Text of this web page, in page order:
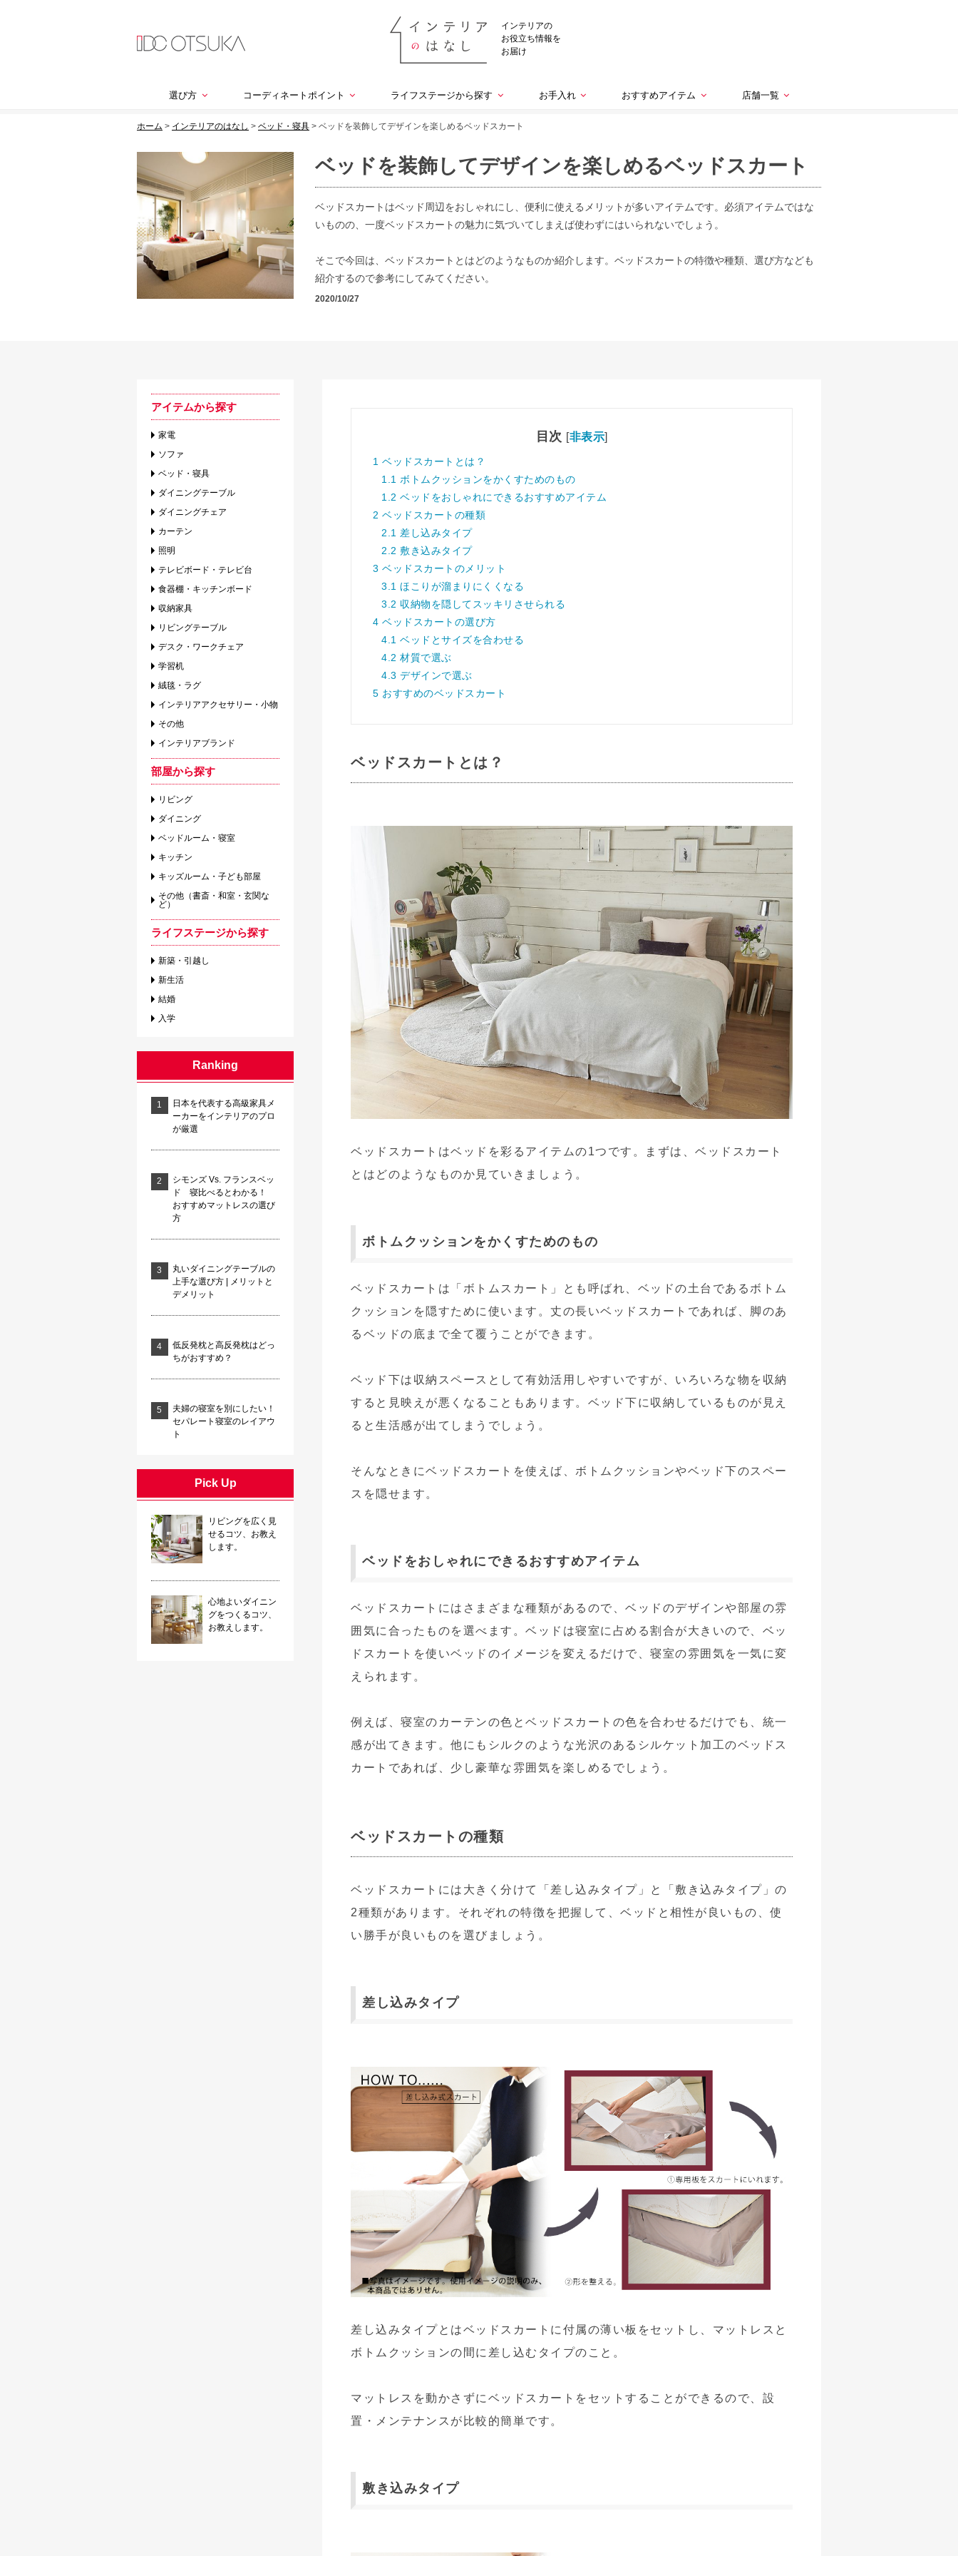
インテリアの
お役立ち情報を
お届け
選び方 コーディネートポイント ライフステージから探す お手入れ おすすめアイテム 店舗一覧
ホーム > インテリアのはなし > ベッド・寝具 > ベッドを装飾してデザインを楽しめるベッドスカート
ベッドを装飾してデザインを楽しめるベッドスカート
ベッドスカートはベッド周辺をおしゃれにし、便利に使えるメリットが多いアイテムです。必須アイテムではな
いものの、一度ベッドスカートの魅力に気づいてしまえば使わずにはいられないでしょう。
そこで今回は、ベッドスカートとはどのようなものか紹介します。ベッドスカートの特徴や種類、選び方なども
紹介するので参考にしてみてください。
2020/10/27
目次 [非表示]
1 ベッドスカートとは？
1.1 ボトムクッションをかくすためのもの
1.2 ベッドをおしゃれにできるおすすめアイテム
2 ベッドスカートの種類
2.1 差し込みタイプ
2.2 敷き込みタイプ
3 ベッドスカートのメリット
3.1 ほこりが溜まりにくくなる
3.2 収納物を隠してスッキリさせられる
4 ベッドスカートの選び方
4.1 ベッドとサイズを合わせる
4.2 材質で選ぶ
4.3 デザインで選ぶ
5 おすすめのベッドスカート
ベッドスカートとは？
ベッドスカートはベッドを彩るアイテムの1つです。まずは、ベッドスカート
とはどのようなものか見ていきましょう。
ボトムクッションをかくすためのもの
ベッドスカートは「ボトムスカート」とも呼ばれ、ベッドの土台であるボトム
クッションを隠すために使います。丈の長いベッドスカートであれば、脚のあ
るベッドの底まで全て覆うことができます。
ベッド下は収納スペースとして有効活用しやすいですが、いろいろな物を収納
すると見映えが悪くなることもあります。ベッド下に収納しているものが見え
ると生活感が出てしまうでしょう。
そんなときにベッドスカートを使えば、ボトムクッションやベッド下のスペー
スを隠せます。
ベッドをおしゃれにできるおすすめアイテム
ベッドスカートにはさまざまな種類があるので、ベッドのデザインや部屋の雰
囲気に合ったものを選べます。ベッドは寝室に占める割合が大きいので、ベッ
ドスカートを使いベッドのイメージを変えるだけで、寝室の雰囲気を一気に変
えられます。
例えば、寝室のカーテンの色とベッドスカートの色を合わせるだけでも、統一
感が出てきます。他にもシルクのような光沢のあるシルケット加工のベッドス
カートであれば、少し豪華な雰囲気を楽しめるでしょう。
ベッドスカートの種類
ベッドスカートには大きく分けて「差し込みタイプ」と「敷き込みタイプ」の
2種類があります。それぞれの特徴を把握して、ベッドと相性が良いもの、使
い勝手が良いものを選びましょう。
差し込みタイプ
差し込みタイプとはベッドスカートに付属の薄い板をセットし、マットレスと
ボトムクッションの間に差し込むタイプのこと。
マットレスを動かさずにベッドスカートをセットすることができるので、設
置・メンテナンスが比較的簡単です。
敷き込みタイプ
アイテムから探す
家電
ソファ
ベッド・寝具
ダイニングテーブル
ダイニングチェア
カーテン
照明
テレビボード・テレビ台
食器棚・キッチンボード
収納家具
リビングテーブル
デスク・ワークチェア
学習机
絨毯・ラグ
インテリアアクセサリー・小物
その他
インテリアブランド
部屋から探す
リビング
ダイニング
ベッドルーム・寝室
キッチン
キッズルーム・子ども部屋
その他（書斎・和室・玄関な
ど）
ライフステージから探す
新築・引越し
新生活
結婚
入学
Ranking
日本を代表する高級家具メ
ーカーをインテリアのプロ
が厳選
シモンズ Vs. フランスベッ
ド 寝比べるとわかる！
おすすめマットレスの選び
方
丸いダイニングテーブルの
上手な選び方 | メリットと
デメリット
低反発枕と高反発枕はどっ
ちがおすすめ？
夫婦の寝室を別にしたい！
セパレート寝室のレイアウ
ト
Pick Up
リビングを広く見
せるコツ、お教え
します。
心地よいダイニン
グをつくるコツ、
お教えします。